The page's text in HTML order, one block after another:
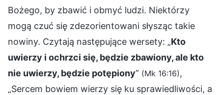
Bożego, by zbawić i obmyć ludzi. Niektórzy
mogą czuć się zdezorientowani słysząc takie
nowiny. Czytają następujące wersety: „Kto
uwierzy i ochrzci się, będzie zbawiony, ale kto
nie uwierzy, będzie potępiony” (Mk 16:16) ,
„Sercem bowiem wierzy się ku sprawiedliwości, a